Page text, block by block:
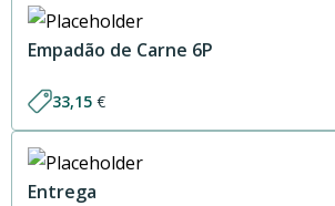
Empadão de Carne 6P
33,15 €
Entrega